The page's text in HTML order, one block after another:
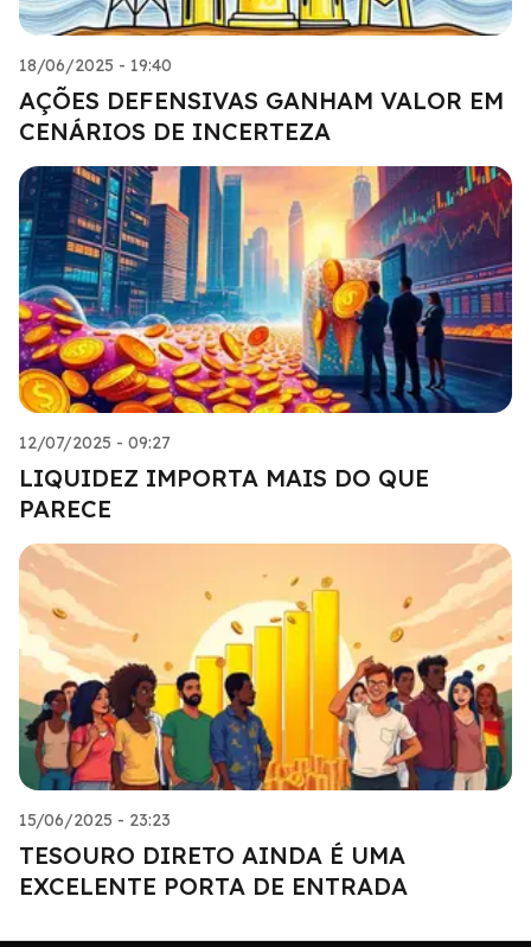
18/06/2025 - 19:40
AÇÕES DEFENSIVAS GANHAM VALOR EM
CENÁRIOS DE INCERTEZA
12/07/2025 - 09:27
LIQUIDEZ IMPORTA MAIS DO QUE
PARECE
15/06/2025 - 23:23
TESOURO DIRETO AINDA É UMA
EXCELENTE PORTA DE ENTRADA